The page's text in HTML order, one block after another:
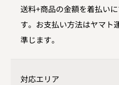
送料+商品の金額を着払い
す。お支払い方法はヤマト
準じます。
対応エリア